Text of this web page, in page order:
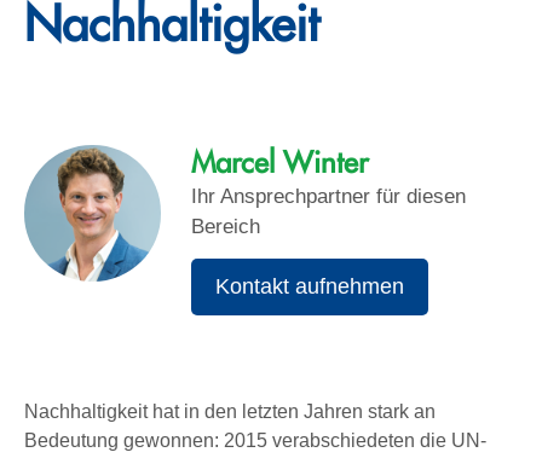
Nachhaltigkeit
Marcel Winter
Ihr Ansprechpartner für diesen
Bereich
Kontakt aufnehmen
Nachhaltigkeit hat in den letzten Jahren stark an
Bedeutung gewonnen: 2015 verabschiedeten die UN-